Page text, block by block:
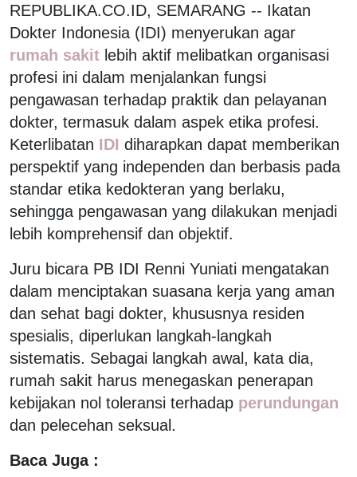
REPUBLIKA.CO.ID, SEMARANG -- Ikatan
Dokter Indonesia (IDI) menyerukan agar
rumah sakit lebih aktif melibatkan organisasi
profesi ini dalam menjalankan fungsi
pengawasan terhadap praktik dan pelayanan
dokter, termasuk dalam aspek etika profesi.
Keterlibatan IDI diharapkan dapat memberikan
perspektif yang independen dan berbasis pada
standar etika kedokteran yang berlaku,
sehingga pengawasan yang dilakukan menjadi
lebih komprehensif dan objektif.
Juru bicara PB IDI Renni Yuniati mengatakan
dalam menciptakan suasana kerja yang aman
dan sehat bagi dokter, khususnya residen
spesialis, diperlukan langkah-langkah
sistematis. Sebagai langkah awal, kata dia,
rumah sakit harus menegaskan penerapan
kebijakan nol toleransi terhadap perundungan
dan pelecehan seksual.
Baca Juga :